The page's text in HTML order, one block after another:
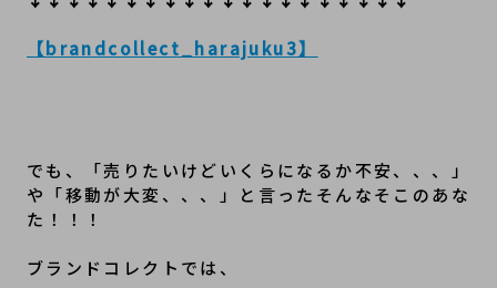
【brandcollect_harajuku3】
でも、「売りたいけどいくらになるか不安、、、」
や「移動が大変、、、」と言ったそんなそこのあな
た！！！
ブランドコレクトでは、